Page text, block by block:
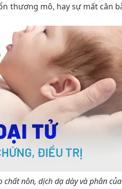
thương mô, hay sự mất cân
nôn, dịch dạ dày và phân